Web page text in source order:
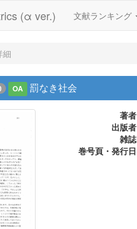
(α ver.) 文献ランキング
細
OA 罰なき社会
著者
出版者
雑誌
巻号頁・発行日